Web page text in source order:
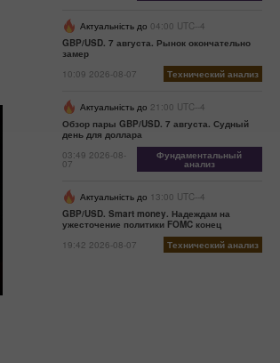
Актуальність до 04:00 UTC--4
GBP/USD. 7 августа. Рынок окончательно
замер
10:09 2026-08-07
Технический анализ
Актуальність до 21:00 UTC--4
Обзор пары GBP/USD. 7 августа. Судный
день для доллара
03:49 2026-08-
07
Фундаментальный
анализ
Актуальність до 13:00 UTC--4
GBP/USD. Smart money. Надеждам на
ужесточение политики FOMC конец
19:42 2026-08-07
Технический анализ